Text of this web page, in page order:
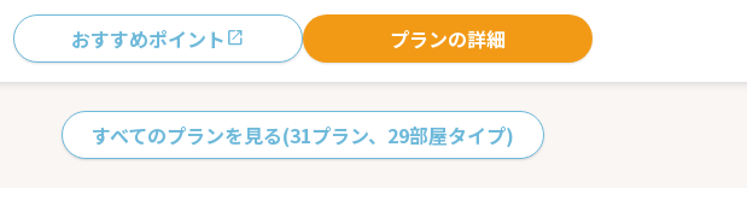
おすすめポイント プランの詳細
すべてのプランを見る(31プラン、29部屋タイプ)